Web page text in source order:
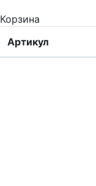
Корзина
Артикул